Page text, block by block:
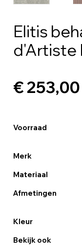
Elitis
d'Artiste
€ 253,00
Voorraad
Merk
Materiaal
Afmetingen
Kleur
Bekijk ook